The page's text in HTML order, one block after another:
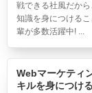
戦できる社風だか
知識を身につける
輩が多数活躍中! ...
Webマーケティ
キルを身につける